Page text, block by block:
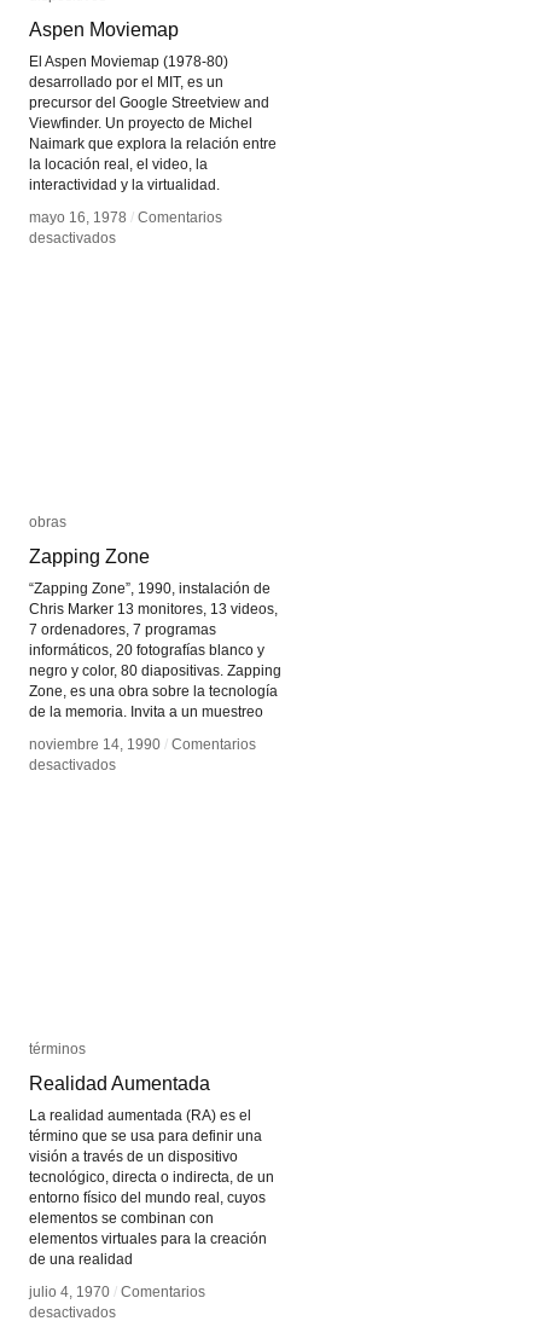
Aspen Moviemap
El Aspen Moviemap (1978-80)
desarrollado por el MIT, es un
precursor del Google Streetview and
Viewfinder. Un proyecto de Michel
Naimark que explora la relación entre
la locación real, el video, la
interactividad y la virtualidad.
mayo 16, 1978 / Comentarios
desactivadosen
Aspen Moviemap
mayo 16, 1978 / Comentarios
desactivadosen
obras
Zapping Zone
“Zapping Zone”, 1990, instalación de
Chris Marker 13 monitores, 13 videos,
7 ordenadores, 7 programas
informáticos, 20 fotografías blanco y
negro y color, 80 diapositivas. Zapping
Zone, es una obra sobre la tecnología
de la memoria. Invita a un muestreo
noviembre 14, 1990 / Comentarios
desactivadosen
obras
Zapping Zone
noviembre 14, 1990 / Comentarios
desactivadosen
términos
Realidad Aumentada
La realidad aumentada (RA) es el
término que se usa para definir una
visión a través de un dispositivo
tecnológico, directa o indirecta, de un
entorno físico del mundo real, cuyos
elementos se combinan con
elementos virtuales para la creación
de una realidad
julio 4, 1970 / Comentarios
desactivadosen
términos
Realidad Aumentada
julio 4, 1970 / Comentarios
desactivadosen